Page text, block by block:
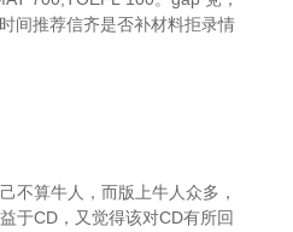
间推荐信齐是否补材料拒录情
不算牛人，而版上牛人众多，
于CD，又觉得该对CD有所回